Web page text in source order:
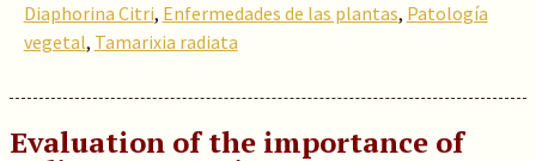
Diaphorina Citri, Enfermedades de las plantas, Patología
vegetal, Tamarixia radiata
Evaluation of the importance of